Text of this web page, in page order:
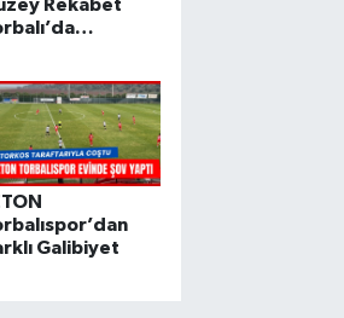
Rekabet
Galibiyet